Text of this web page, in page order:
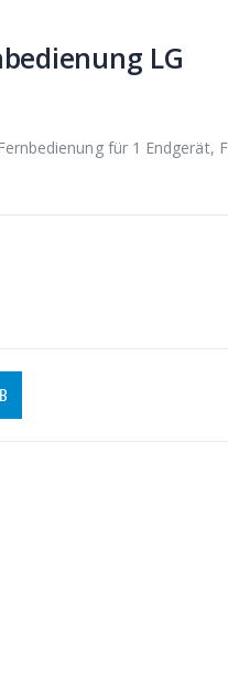
LG
für 1 Endgerät,